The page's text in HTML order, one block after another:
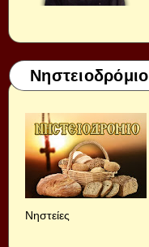
Νηστειοδρόμιο
Νηστείες